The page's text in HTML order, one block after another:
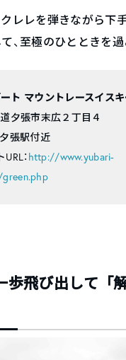
レレを弾きながら下
、至極のひとときを過
ト マウントレースイス
道夕張市末広２丁目４
夕張駅付近
： http://www.yubari-
歩飛び出して「